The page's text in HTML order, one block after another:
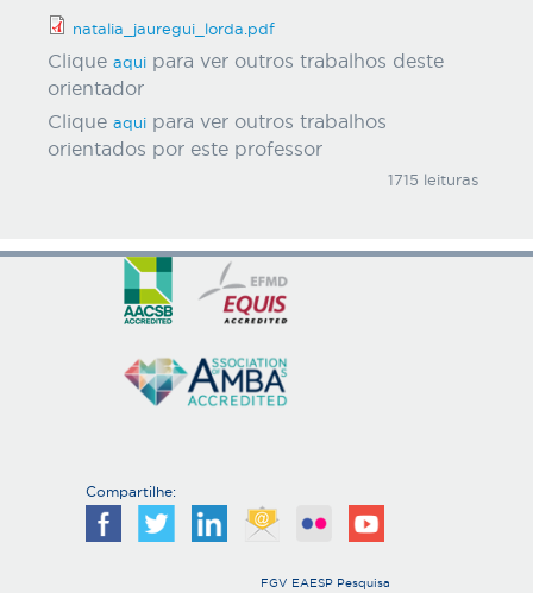
natalia_jauregui_lorda.pdf
Clique aqui para ver outros trabalhos deste
orientador
Clique aqui para ver outros trabalhos
orientados por este professor
1715 leituras
Compartilhe:
FGV EAESP Pesquisa